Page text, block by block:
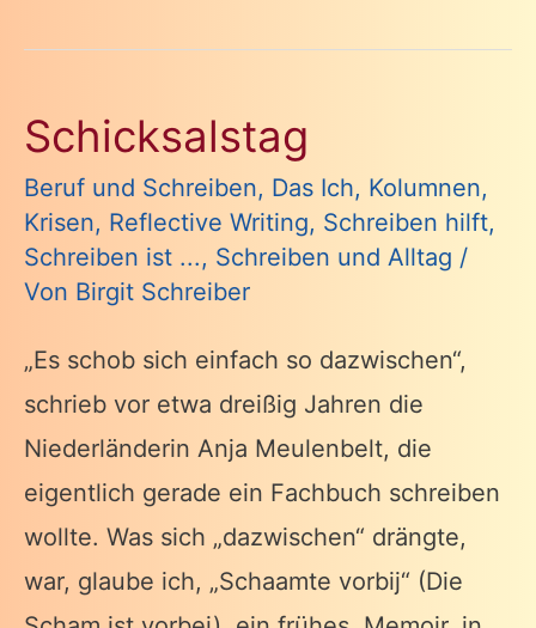
andere
Schicksalstag
Beruf und Schreiben, Das Ich, Kolumnen,
Krisen, Reflective Writing, Schreiben hilft,
Schreiben ist ..., Schreiben und Alltag /
Von Birgit Schreiber
„Es schob sich einfach so dazwischen“,
schrieb vor etwa dreißig Jahren die
Niederländerin Anja Meulenbelt, die
eigentlich gerade ein Fachbuch schreiben
wollte. Was sich „dazwischen“ drängte,
war, glaube ich, „Schaamte vorbij“ (Die